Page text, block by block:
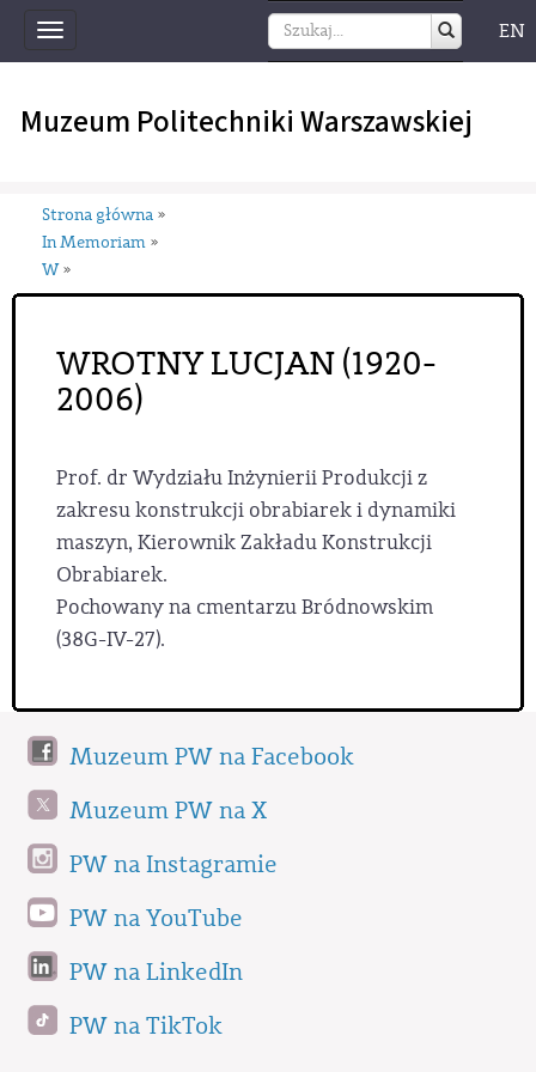
Toggle
navigation
EN
Muzeum Politechniki Warszawskiej
Strona główna »
In Memoriam »
W »
WROTNY LUCJAN (1920-
2006)
Prof. dr Wydziału Inżynierii Produkcji z
zakresu konstrukcji obrabiarek i dynamiki
maszyn, Kierownik Zakładu Konstrukcji
Obrabiarek.
Pochowany na cmentarzu Bródnowskim
(38G-IV-27).
Muzeum PW na Facebook
Muzeum PW na X
PW na Instagramie
PW na YouTube
PW na LinkedIn
PW na TikTok